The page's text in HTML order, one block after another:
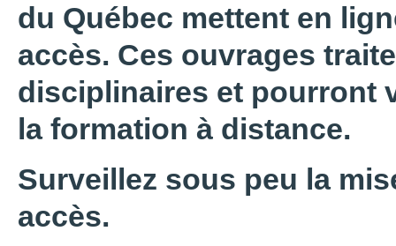
du Québec mettent en
accès. Ces ouvrages
disciplinaires et pourront
la formation à distance.
Surveillez sous peu la
accès.